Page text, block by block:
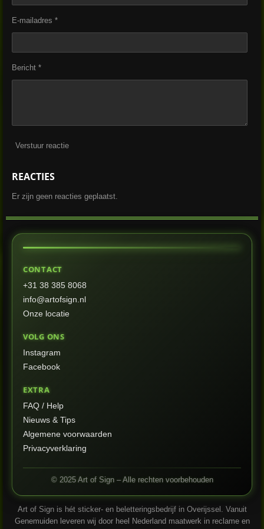
E-mailadres *
Bericht *
Verstuur reactie
REACTIES
Er zijn geen reacties geplaatst.
CONTACT
+31 38 385 8068
info@artofsign.nl
Onze locatie
VOLG ONS
Instagram
Facebook
EXTRA
FAQ / Help
Nieuws & Tips
Algemene voorwaarden
Privacyverklaring
© 2025 Art of Sign – Alle rechten voorbehouden
Art of Sign is hét sticker- en beletteringsbedrijf in Overijssel. Vanuit
Genemuiden leveren wij door heel Nederland maatwerk in reclame en